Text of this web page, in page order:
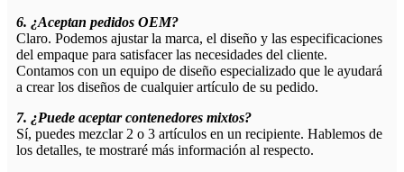
6. ¿Aceptan pedidos OEM?
Claro. Podemos ajustar la marca, el diseño y las especificaciones
del empaque para satisfacer las necesidades del cliente.
Contamos con un equipo de diseño especializado que le ayudará
a crear los diseños de cualquier artículo de su pedido.
7. ¿Puede aceptar contenedores mixtos?
Sí, puedes mezclar 2 o 3 artículos en un recipiente. Hablemos de
los detalles, te mostraré más información al respecto.